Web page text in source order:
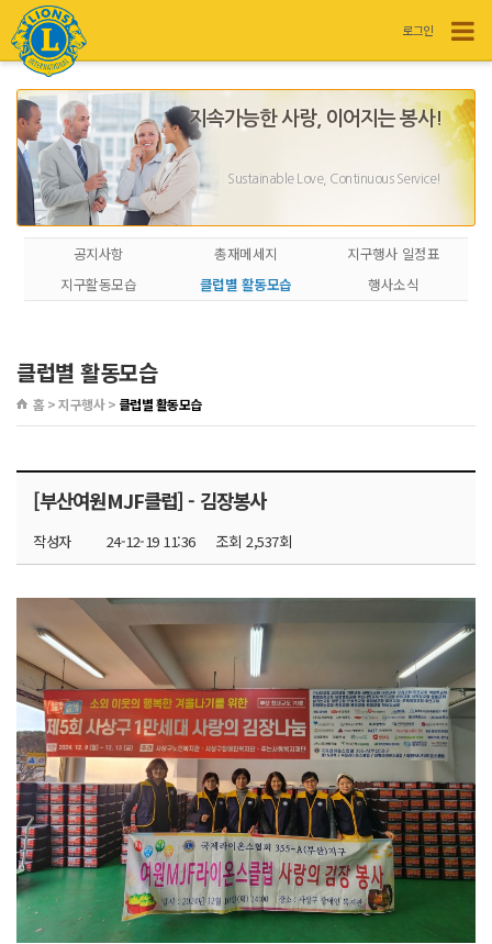
로그인
지속가능한 사랑, 이어지는 봉사!
Sustainable Love, Continuous Service!
공지사항 총재메세지
지구행사 일정표
지구활동모습
클럽별 활동모습 행사소식
클럽별 활동모습
홈 > 지구행사 > 클럽별 활동모습
[부산여원MJF클럽] - 김장봉사
작성자 24-12-19 11:36 조회 2,537회